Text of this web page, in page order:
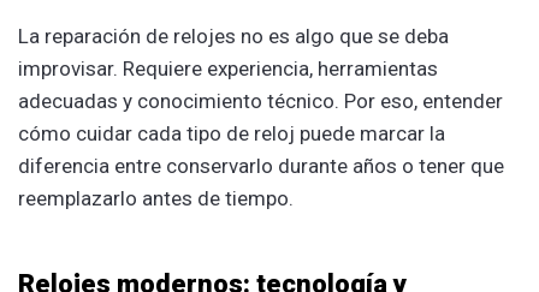
La reparación de relojes no es algo que se deba
improvisar. Requiere experiencia, herramientas
adecuadas y conocimiento técnico. Por eso, entender
cómo cuidar cada tipo de reloj puede marcar la
diferencia entre conservarlo durante años o tener que
reemplazarlo antes de tiempo.
Relojes modernos: tecnología y